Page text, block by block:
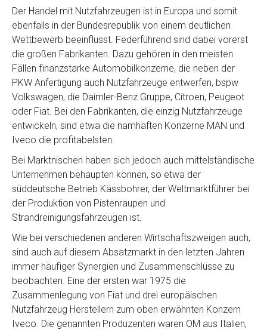
Der Handel mit Nutzfahrzeugen ist in Europa und somit
ebenfalls in der Bundesrepublik von einem deutlichen
Wettbewerb beeinflusst. Federführend sind dabei vorerst
die großen Fabrikanten. Dazu gehören in den meisten
Fällen finanzstarke Automobilkonzerne, die neben der
PKW Anfertigung auch Nutzfahrzeuge entwerfen, bspw
Volkswagen, die Daimler-Benz Gruppe, Citroen, Peugeot
oder Fiat. Bei den Fabrikanten, die einzig Nutzfahrzeuge
entwickeln, sind etwa die namhaften Konzerne MAN und
Iveco die profitabelsten.
Bei Marktnischen haben sich jedoch auch mittelständische
Unternehmen behaupten können, so etwa der
süddeutsche Betrieb Kässbohrer, der Weltmarktführer bei
der Produktion von Pistenraupen und
Strandreinigungsfahrzeugen ist.
Wie bei verschiedenen anderen Wirtschaftszweigen auch,
sind auch auf diesem Absatzmarkt in den letzten Jahren
immer häufiger Synergien und Zusammenschlüsse zu
beobachten. Eine der ersten war 1975 die
Zusammenlegung von Fiat und drei europäischen
Nutzfahrzeug Herstellern zum oben erwähnten Konzern
Iveco. Die genannten Produzenten waren OM aus Italien,